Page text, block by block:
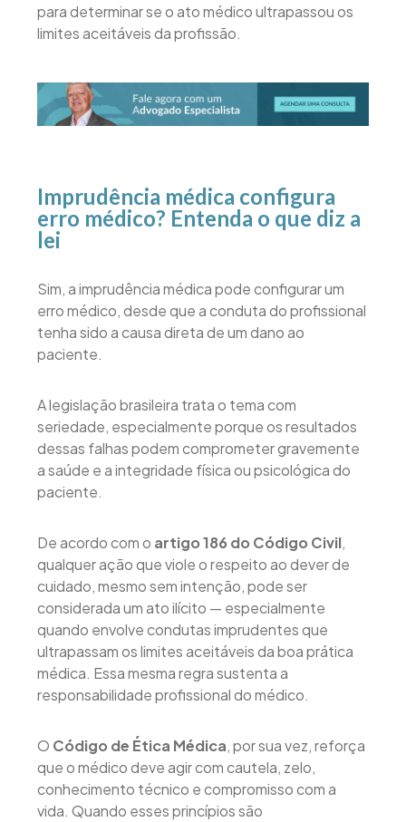
para determinar se o ato médico ultrapassou os
limites aceitáveis da profissão.
Imprudência médica configura
erro médico? Entenda o que diz a
lei
Sim, a imprudência médica pode configurar um
erro médico, desde que a conduta do profissional
tenha sido a causa direta de um dano ao
paciente.
A legislação brasileira trata o tema com
seriedade, especialmente porque os resultados
dessas falhas podem comprometer gravemente
a saúde e a integridade física ou psicológica do
paciente.
De acordo com o artigo 186 do Código Civil,
qualquer ação que viole o respeito ao dever de
cuidado, mesmo sem intenção, pode ser
considerada um ato ilícito — especialmente
quando envolve condutas imprudentes que
ultrapassam os limites aceitáveis da boa prática
médica. Essa mesma regra sustenta a
responsabilidade profissional do médico.
O Código de Ética Médica, por sua vez, reforça
que o médico deve agir com cautela, zelo,
conhecimento técnico e compromisso com a
vida. Quando esses princípios são